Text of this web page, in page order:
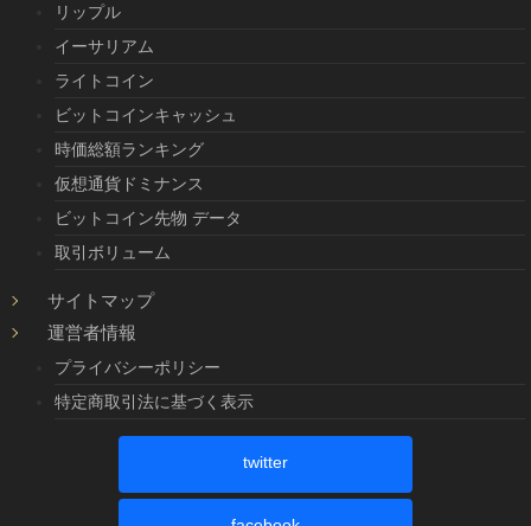
リップル
イーサリアム
ライトコイン
ビットコインキャッシュ
時価総額ランキング
仮想通貨ドミナンス
ビットコイン先物 データ
取引ボリューム
サイトマップ
運営者情報
プライバシーポリシー
特定商取引法に基づく表示
twitter